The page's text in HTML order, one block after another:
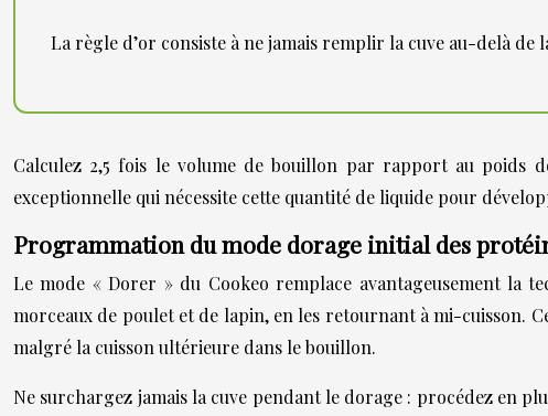
La règle d’or consiste à ne jamais remplir la cuve au-delà
Calculez 2,5 fois le volume de bouillon par rapport au poids
exceptionnelle qui nécessite cette quantité de liquide pour
Programmation du mode dorage initial des
Le mode « Dorer » du Cookeo remplace avantageusement la
morceaux de poulet et de lapin, en les retournant à mi-cuisson.
malgré la cuisson ultérieure dans le bouillon.
Ne surchargez jamais la cuve pendant le dorage : procédez en